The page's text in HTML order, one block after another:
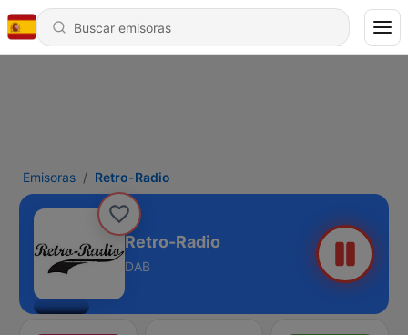
Emisoras Retro-Radio
Retro-Radio
DAB